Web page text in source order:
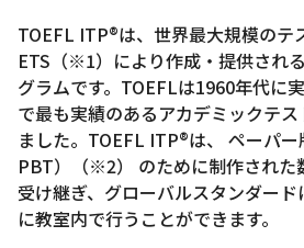
TOEFL ITP®は、世界最大規模のテ
ETS （※1）により作成・提供され
グラムです。 TOEFLは1960年代に
で最も実績のあるアカデミックテ
ました。 TOEFL ITP®は、 ペーパー
PBT）（※2）
のために制作された
受け継ぎ、グローバルスタンダー
に教室内で行うことができます。